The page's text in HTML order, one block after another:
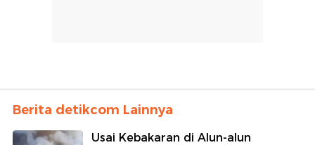
Berita detikcom Lainnya
Usai Kebakaran di Alun-alun